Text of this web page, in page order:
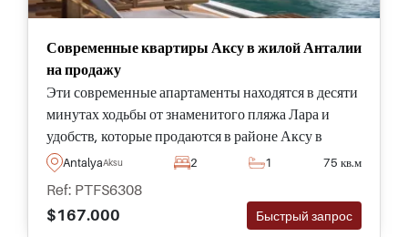
Современные квартиры Аксу в жилой Анталии
на продажу
Эти современные апартаменты находятся в десяти
минутах ходьбы от знаменитого пляжа Лара и
удобств, которые продаются в районе Аксу в
Алтинташе в Анталии и подходят для
AntalyaAksu 2 1 75 кв.м
Ref: PTFS6308
$167.000
Быстрый запрос